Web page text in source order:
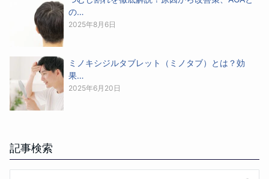
の…
2025年8月6日
ミノキシジルタブレット（ミノタブ）とは？効
果…
2025年6月20日
記事検索